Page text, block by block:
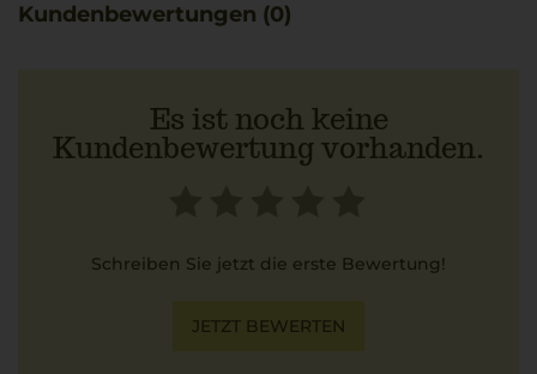
Kundenbewertungen (0)
Es ist noch keine
Kundenbewertung vorhanden.
Schreiben Sie jetzt die erste Bewertung!
JETZT BEWERTEN